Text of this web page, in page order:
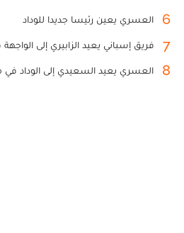
6 العسري يعين رئيسا جديدا للوداد
7 فريق إسباني يعيد الزابيري إلى الواجهة
8 العسري يعيد السعيدي إلى الوداد